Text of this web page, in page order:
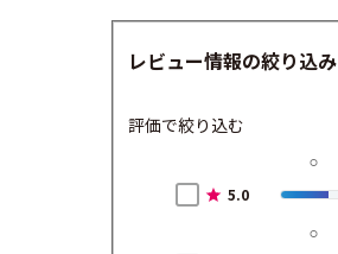
レビュー情報の絞り込み
評価で絞り込む
5.0